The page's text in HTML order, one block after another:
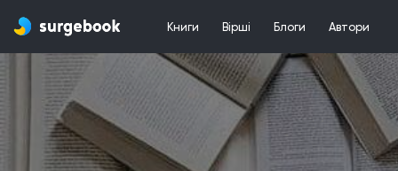
Книги Вірші Блоги Автори